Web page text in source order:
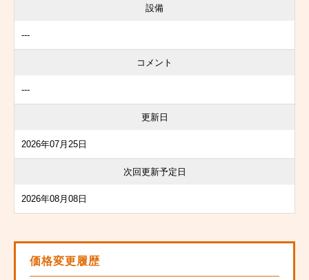
設備
---
コメント
---
更新日
2026年07月25日
次回更新予定日
2026年08月08日
価格変更履歴